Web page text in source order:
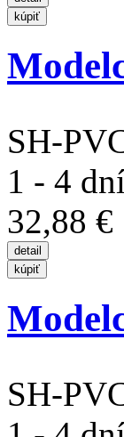
SH-
1 - 4
32,88 €
SH-